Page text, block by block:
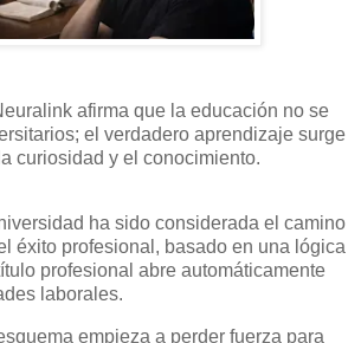
afirma que la educación no se
el verdadero aprendizaje surge
curiosidad y el conocimiento.
ha sido considerada el camino
éxito profesional, basado en una lógica
profesional abre automáticamente
laborales.
empieza a perder fuerza para